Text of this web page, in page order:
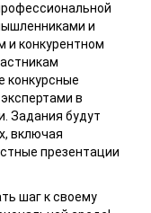
и
и конкурентном
конкурсные
в
Задания будут
включая
презентации
шаг к своему